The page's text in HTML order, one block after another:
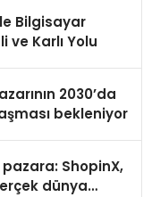
Bilgisayar
ve Karlı Yolu
2030’da
bekleniyor
ShopinX,
dünya